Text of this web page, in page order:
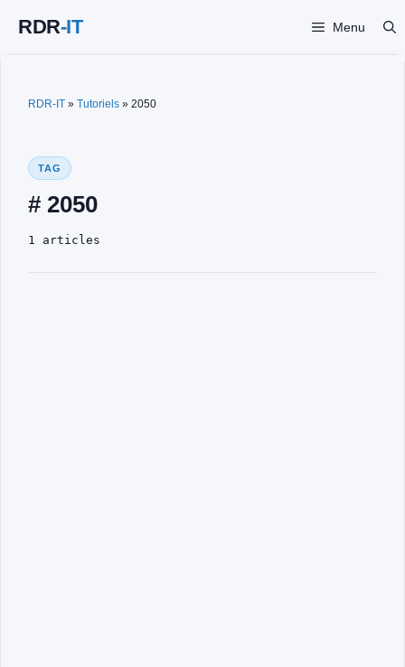
Menu
RDR-IT » Tutoriels » 2050
TAG
# 2050
1 articles